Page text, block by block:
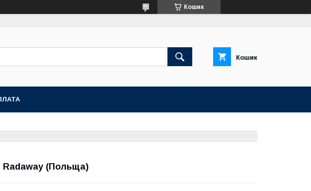
Кошик
Кошик
Radaway (Польща)